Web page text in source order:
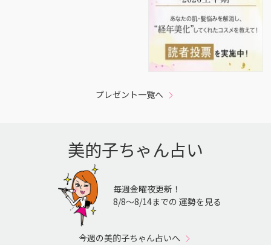
プレゼント一覧へ
美的子ちゃん占い
毎週金曜夜更新！
8/8〜8/14までの 運勢を見る
今週の美的子ちゃん占いへ